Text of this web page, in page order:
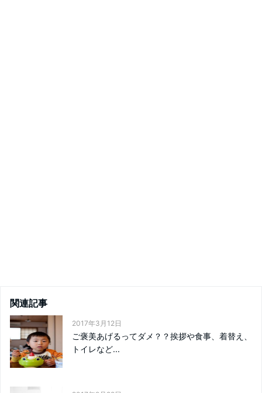
関連記事
2017年3月12日
ご褒美あげるってダメ？？挨拶や食事、着替え、
トイレなど...